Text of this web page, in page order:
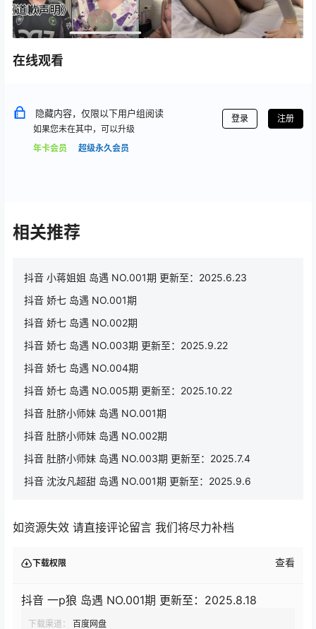
在线观看
隐藏内容，仅限以下用户组阅读
如果您未在其中，可以升级
年卡会员
超级永久会员
登录 注册
相关推荐
抖音 小蒋姐姐 岛遇 NO.001期 更新至：2025.6.23
抖音 娇七 岛遇 NO.001期
抖音 娇七 岛遇 NO.002期
抖音 娇七 岛遇 NO.003期 更新至：2025.9.22
抖音 娇七 岛遇 NO.004期
抖音 娇七 岛遇 NO.005期 更新至：2025.10.22
抖音 肚脐小师妹 岛遇 NO.001期
抖音 肚脐小师妹 岛遇 NO.002期
抖音 肚脐小师妹 岛遇 NO.003期 更新至：2025.7.4
抖音 沈汝凡超甜 岛遇 NO.001期 更新至：2025.9.6
如资源失效 请直接评论留言 我们将尽力补档
下载权限 查看
抖音 一p狼 岛遇 NO.001期 更新至：2025.8.18
下载渠道： 百度网盘